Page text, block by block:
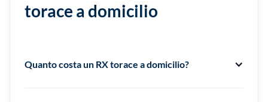
torace a domicilio
Quanto costa un RX torace a domicilio?